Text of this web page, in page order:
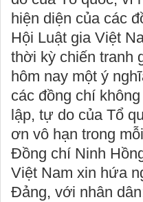
hiện diện của các
Hội Luật gia Việt
thời kỳ chiến tranh
hôm nay một ý
các đồng chí
lập, tự do của Tổ
ơn vô hạn trong
Đồng chí Ninh
Việt Nam xin hứa
Đảng, với nhân